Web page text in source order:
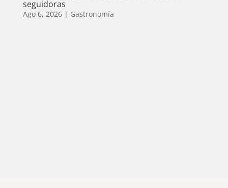
seguidoras
Ago 6, 2026| Gastronomía